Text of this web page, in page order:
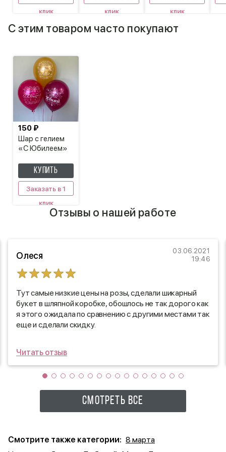
клик
клик
клик
С этим товаром часто покупают
Шар с гелием
«С Юбилеем»
150 ₽
КУПИТЬ
Заказать в 1
клик
Отзывы о нашей работе
Олеся
03.06.2021
19:46
Тут самые низкие цены на розы, сделали шикарный
букет в шляпной коробке, обошлось не так дорого как
я этого ожидала по сравнению с другими местами так
еще и сделали скидку.
Читать отзыв
СМОТРЕТЬ ВСЕ
Смотрите также категории: 8 марта